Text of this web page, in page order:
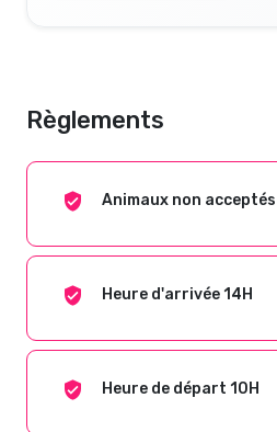
Règlements
Animaux non acceptés
Heure d'arrivée 14H
Heure de départ 10H